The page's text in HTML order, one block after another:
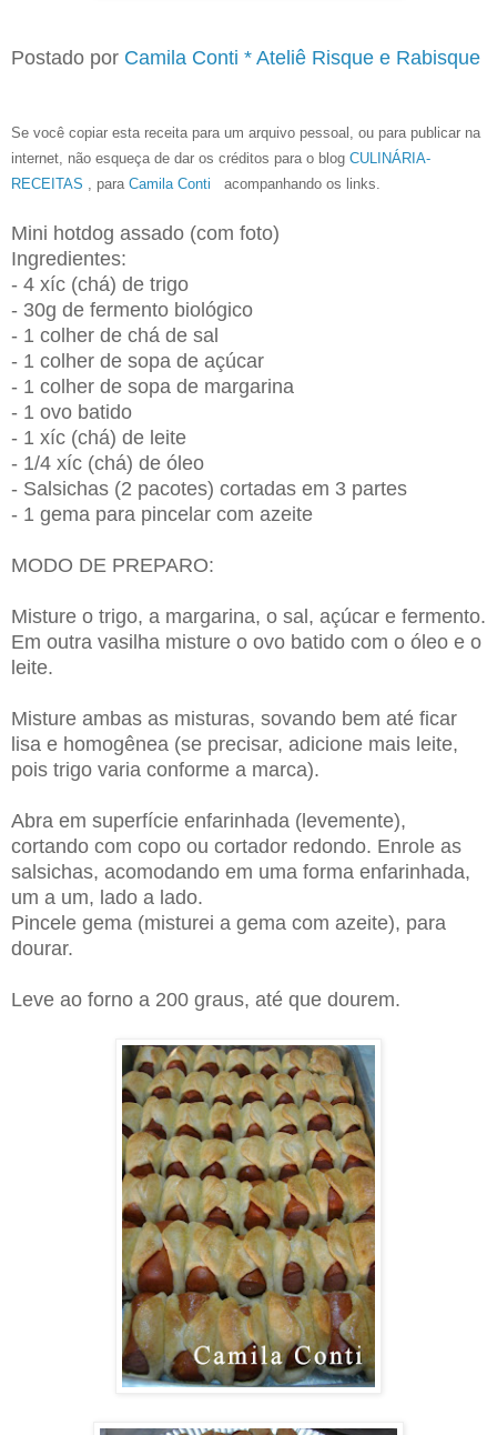
Postado por Camila Conti * Ateliê Risque e Rabisque
Se você copiar esta receita para um arquivo pessoal, ou para publicar na
internet, não esqueça de dar os créditos para o blog CULINÁRIA-
RECEITAS , para Camila Conti acompanhando os links.
Mini hotdog assado (com foto)
Ingredientes:
- 4 xíc (chá) de trigo
- 30g de fermento biológico
- 1 colher de chá de sal
- 1 colher de sopa de açúcar
- 1 colher de sopa de margarina
- 1 ovo batido
- 1 xíc (chá) de leite
- 1/4 xíc (chá) de óleo
- Salsichas (2 pacotes) cortadas em 3 partes
- 1 gema para pincelar com azeite
MODO DE PREPARO:
Misture o trigo, a margarina, o sal, açúcar e fermento.
Em outra vasilha misture o ovo batido com o óleo e o
leite.
Misture ambas as misturas, sovando bem até ficar
lisa e homogênea (se precisar, adicione mais leite,
pois trigo varia conforme a marca).
Abra em superfície enfarinhada (levemente),
cortando com copo ou cortador redondo. Enrole as
salsichas, acomodando em uma forma enfarinhada,
um a um, lado a lado.
Pincele gema (misturei a gema com azeite), para
dourar.
Leve ao forno a 200 graus, até que dourem.